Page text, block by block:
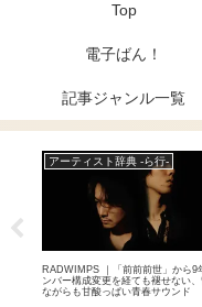
Top
電子ばん！
記事ジャンル一覧
アーティスト辞典 -ら行-
RADWIMPS ｜「前前前世」から9
ンバー構成変更を経ても褪せない
ながらも甘酸っぱい青春サウンド